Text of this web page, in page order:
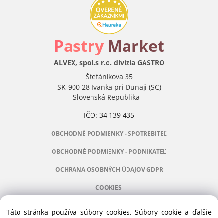
Pastry Market
ALVEX, spol.s r.o. divízia GASTRO
Štefánikova 35
SK-900 28 Ivanka pri Dunaji (SC)
Slovenská Republika
IČO: 34 139 435
OBCHODNÉ PODMIENKY - SPOTREBITEĽ
OBCHODNÉ PODMIENKY - PODNIKATEĽ
OCHRANA OSOBNÝCH ÚDAJOV GDPR
COOKIES
Táto stránka používa súbory cookies. Súbory cookie a ďalšie